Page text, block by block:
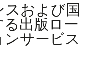
および国
出版ロー
サービス